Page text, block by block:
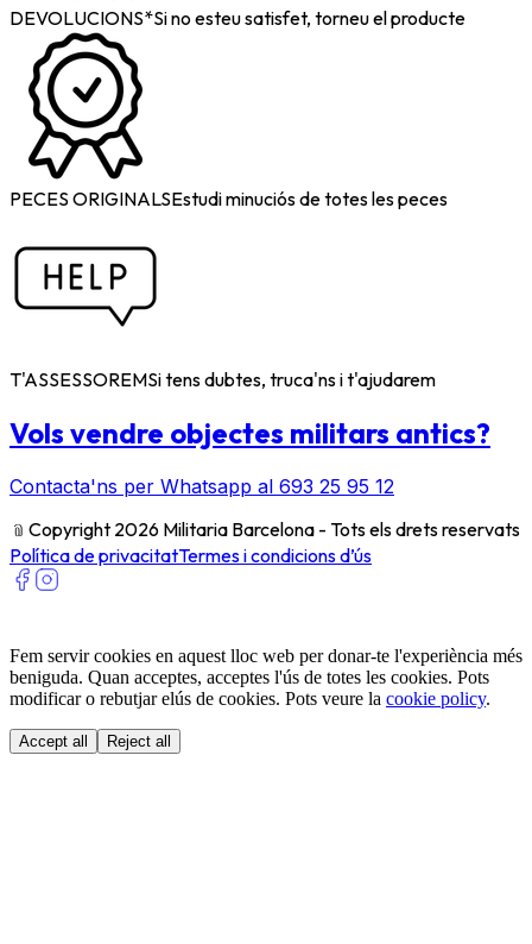
DEVOLUCIONS*Si no esteu satisfet, torneu el producte
PECES ORIGINALSEstudi minuciós de totes les peces
T'ASSESSOREMSi tens dubtes, truca'ns i t'ajudarem
Vols vendre objectes militars antics?
Contacta'ns per Whatsapp al 693 25 95 12
﹫ Copyright 2026 Militaria Barcelona - Tots els drets reservats
Política de privacitatTermes i condicions d’ús
Fem servir cookies en aquest lloc web per donar-te l'experiència més
beniguda. Quan acceptes, acceptes l'ús de totes les cookies. Pots
modificar o rebutjar elús de cookies. Pots veure la cookie policy.
Accept all Reject all